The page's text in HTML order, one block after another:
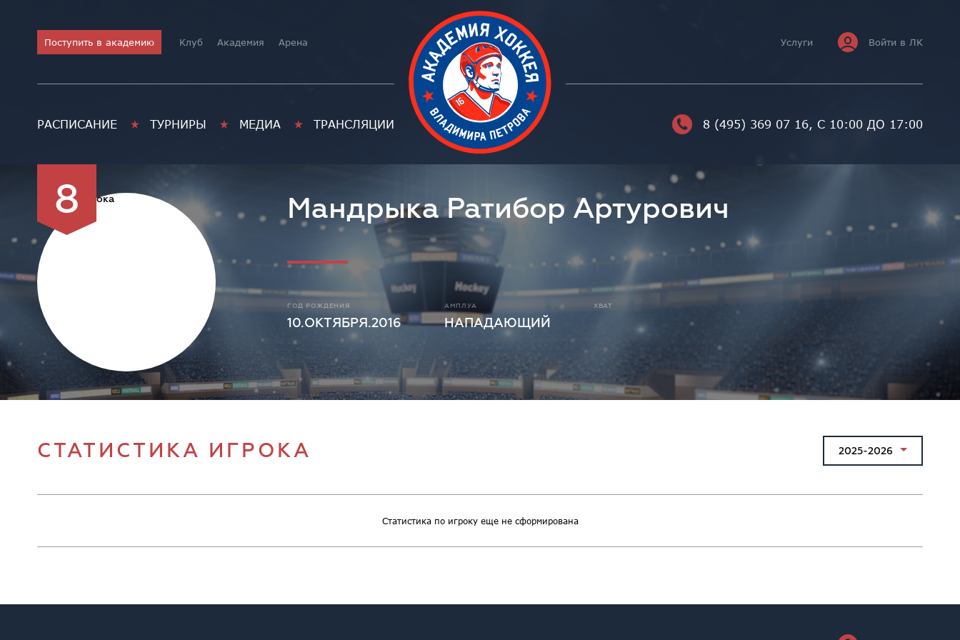
Поступить в академию Клуб Академия Арена Услуги Войти в ЛК
РАСПИСАНИЕ ТУРНИРЫ МЕДИА ТРАНСЛЯЦИИ 8 (495) 369 07 16, С 10:00 ДО 17:00
8 Мандрыка Ратибор Артурович
ГОД РОЖДЕНИЯ
10.ОКТЯБРЯ.2016
АМПЛУА
НАПАДАЮЩИЙ
ХВАТ
СТАТИСТИКА ИГРОКА 2025-2026
Статистика по игроку еще не сформирована